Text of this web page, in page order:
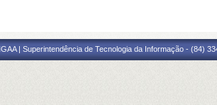
| Superintendência de Tecnologia da Informação - (84)